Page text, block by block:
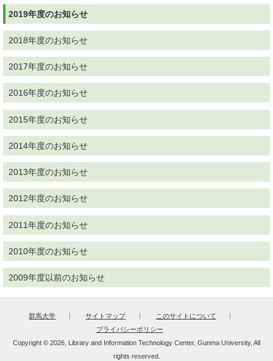
2019年度のお知らせ
2018年度のお知らせ
2017年度のお知らせ
2016年度のお知らせ
2015年度のお知らせ
2014年度のお知らせ
2013年度のお知らせ
2012年度のお知らせ
2011年度のお知らせ
2010年度のお知らせ
2009年度以前のお知らせ
群馬大学 サイトマップ
このサイトについて
プライバシーポリシー
Copyright © 2026, Library and Information Technology Center, Gunma University, All
rights reserved.